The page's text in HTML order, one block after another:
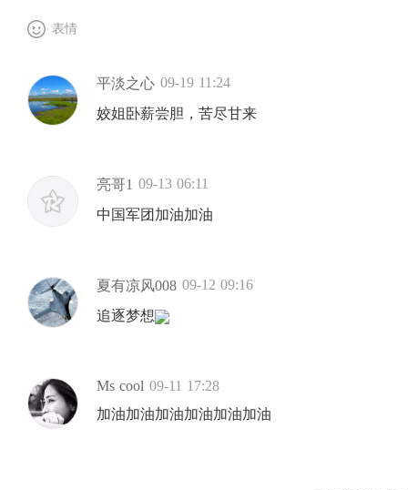
表情
平淡之心 09-19 11:24
姣姐卧薪尝胆，苦尽甘来
亮哥1 09-13 06:11
中国军团加油加油
夏有凉风008 09-12 09:16
追逐梦想
Ms cool 09-11 17:28
加油加油加油加油加油加油